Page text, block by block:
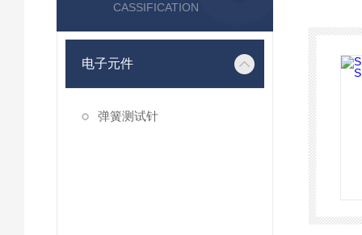
CASSIFICATION
电子元件
弹簧测试针